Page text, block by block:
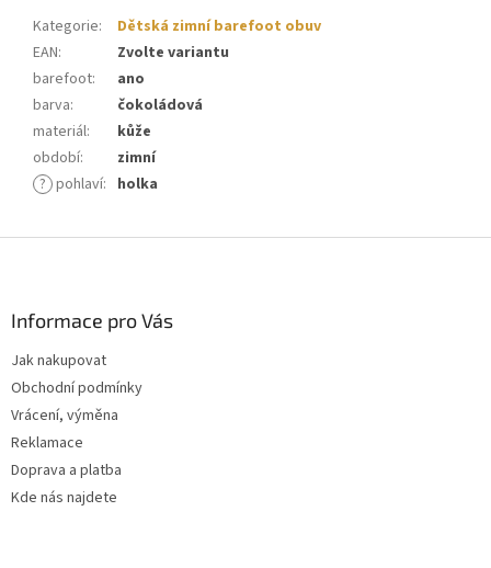
Kategorie:
Dětská zimní barefoot obuv
EAN:
Zvolte variantu
barefoot:
ano
barva:
čokoládová
materiál:
kůže
období:
zimní
? pohlaví: holka
Informace pro Vás
Jak nakupovat
Obchodní podmínky
Vrácení, výměna
Reklamace
Doprava a platba
Kde nás najdete